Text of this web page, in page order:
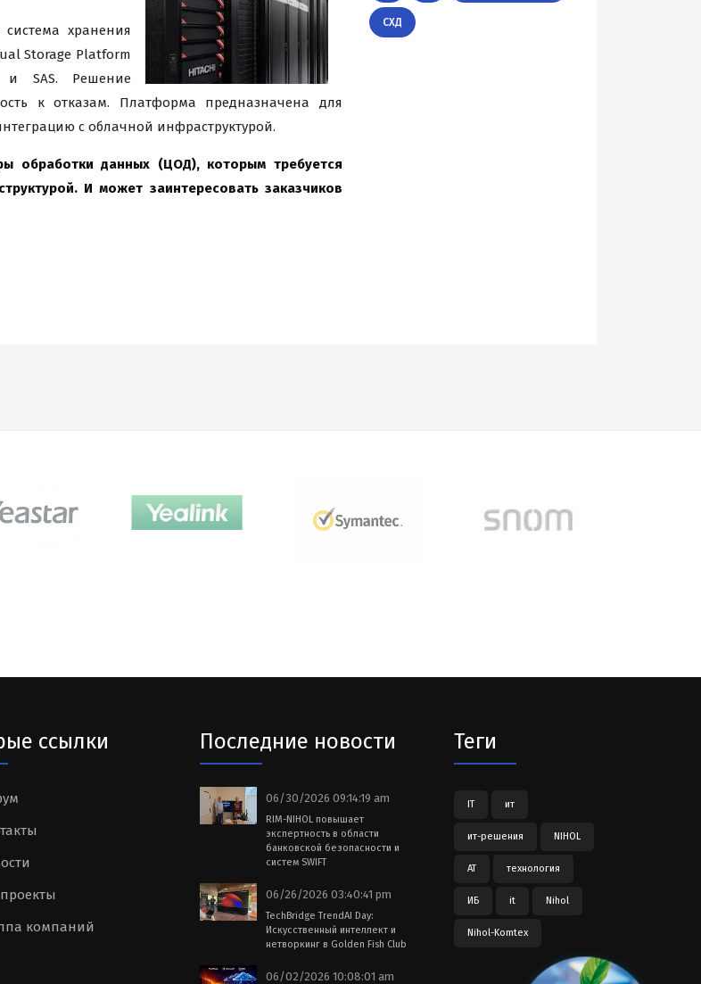
хранения
Storage Platform
и SAS. Решение
к отказам. Платформа предназначена для
с облачной инфраструктурой.
обработки данных (ЦОД), которым требуется
И может заинтересовать заказчиков
СХД
ссылки
компаний
Последние новости
06/30/2026 09:14:19 am
RIM-NIHOL повышает
экспертность в области
банковской безопасности и
систем SWIFT
06/26/2026 03:40:41 pm
TechBridge TrendAI Day:
Искусственный интеллект и
нетворкинг в Golden Fish Club
06/02/2026 10:08:01 am
Теги
IT ит
ит-решения NIHOL
АТ технология
ИБ it Nihol
Nihol-Komtex